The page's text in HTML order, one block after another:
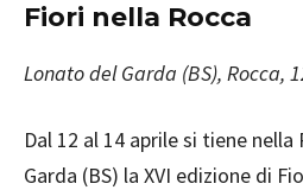
Fiori nella Rocca
Lonato del Garda (BS), Rocca,
Dal 12 al 14 aprile si tiene
Garda (BS) la XVI edizione di